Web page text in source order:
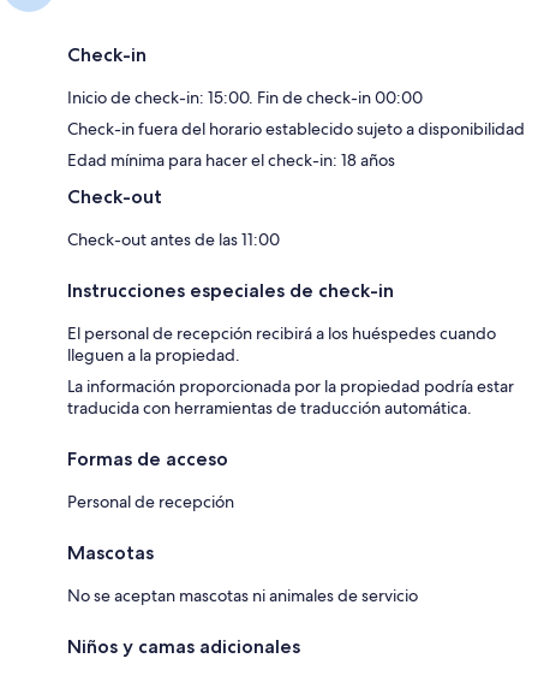
Check-in
Inicio de check-in: 15:00. Fin de check-in 00:00
Check-in fuera del horario establecido sujeto a disponibilidad
Edad mínima para hacer el check-in: 18 años
Check-out
Check-out antes de las 11:00
Instrucciones especiales de check-in
El personal de recepción recibirá a los huéspedes cuando
lleguen a la propiedad.
La información proporcionada por la propiedad podría estar
traducida con herramientas de traducción automática.
Formas de acceso
Personal de recepción
Mascotas
No se aceptan mascotas ni animales de servicio
Niños y camas adicionales